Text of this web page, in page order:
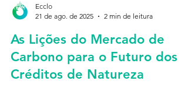
21 de ago. de 2025
2 min de leitura
As Lições do Mercado de
Carbono para o Futuro dos